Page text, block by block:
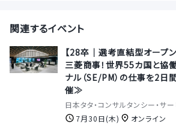
関連するイベント
【28卒｜選考直結型オープ
三菱商事！世界55カ国と協
ナル（SE/PM）の仕事を2日
催≫
日本タタ・コンサルタンシー・サ
7月30日(木)
オンライン